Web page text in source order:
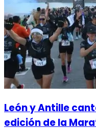
León y Antille
edición de la